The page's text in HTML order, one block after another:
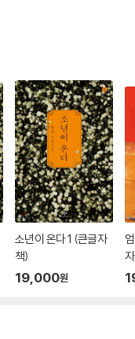
소년이 온다 1 (큰글자
책)
19,000원